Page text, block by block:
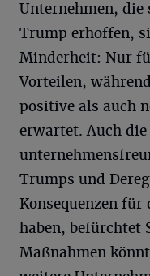
Unternehmen,
Trump erhoffen,
Minderheit: Nur
Vorteilen,
positive als auch
erwartet. Auch
Trumps und
Konsequenzen für
haben, befürchtet
Maßnahmen